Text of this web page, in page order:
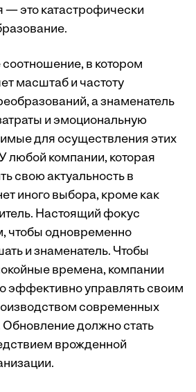
— это катастрофически
в котором
масштаб и частоту
а знаменатель
и эмоциональную
для осуществления этих
любой компании, которая
свою актуальность в
иного выбора, кроме как
Настоящий фокус
чтобы одновременно
и знаменатель. Чтобы
времена, компании
эффективно управлять своим
современных
Обновление должно стать
врожденной